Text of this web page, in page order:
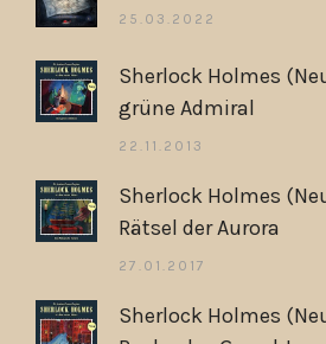
25.03.2022
Sherlock Holmes
grüne Admiral
22.11.2013
Sherlock Holmes
Rätsel der Aurora
27.01.2017
Sherlock Holmes